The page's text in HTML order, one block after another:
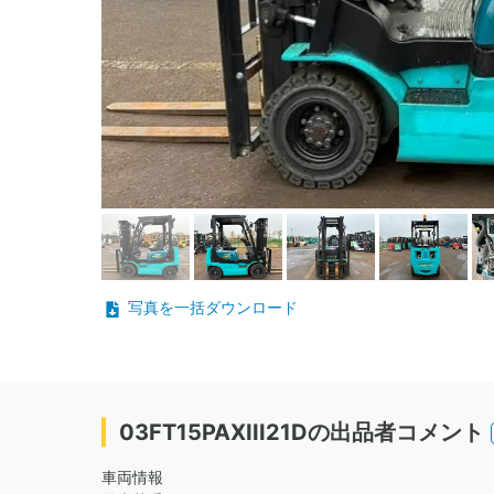
写真を一括ダウンロード
03FT15PAXIII21Dの出品者コメント
車両情報